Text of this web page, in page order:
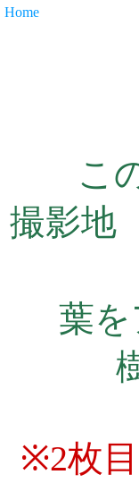
Home
こ
撮影地
葉
※2枚